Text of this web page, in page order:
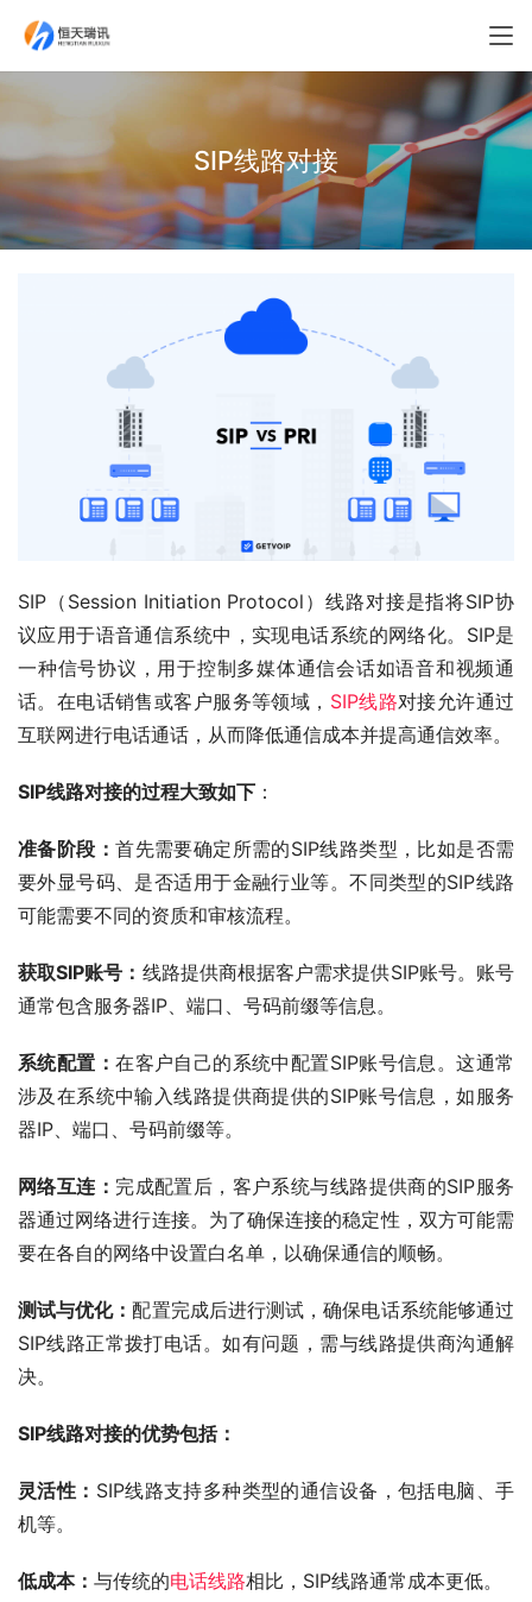
SIP线路对接
SIP（Session Initiation Protocol）线路对接是指将SIP协
议应用于语音通信系统中，实现电话系统的网络化。SIP是
一种信号协议，用于控制多媒体通信会话如语音和视频通
话。在电话销售或客户服务等领域， SIP线路对接允许通过
互联网进行电话通话，从而降低通信成本并提高通信效率。
SIP线路对接的过程大致如下 ：
准备阶段：首先需要确定所需的SIP线路类型，比如是否需
要外显号码、是否适用于金融行业等。不同类型的SIP线路
可能需要不同的资质和审核流程。
获取SIP账号： 线路提供商根据客户需求提供SIP账号。账号
通常包含服务器IP、端口、号码前缀等信息。
系统配置：在客户自己的系统中配置SIP账号信息。这通常
涉及在系统中输入线路提供商提供的SIP账号信息，如服务
器IP、端口、号码前缀等。
网络互连： 完成配置后，客户系统与线路提供商的SIP服务
器通过网络进行连接。为了确保连接的稳定性，双方可能需
要在各自的网络中设置白名单，以确保通信的顺畅。
测试与优化：配置完成后进行测试，确保电话系统能够通过
SIP线路正常拨打电话。如有问题，需与线路提供商沟通解
决。
SIP线路对接的优势包括：
灵活性： SIP线路支持多种类型的通信设备，包括电脑、手
机等。
低成本： 与传统的电话线路相比，SIP线路通常成本更低。